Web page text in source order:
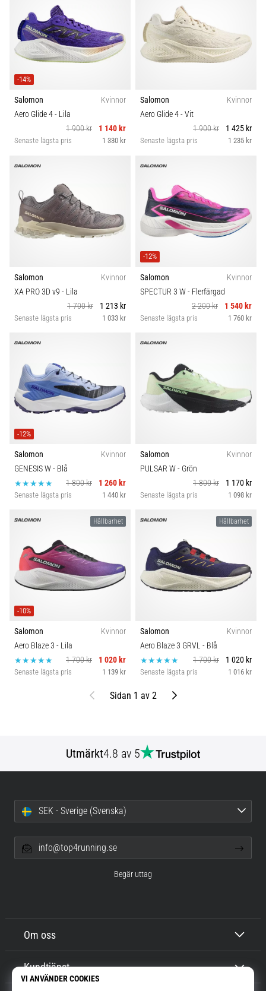
-14%
Salomon
Kvinnor
Aero Glide 4- Lila
1 900 kr
1 140 kr
Senaste lägsta pris 1 330 kr
Salomon
Kvinnor
Aero Glide 4- Vit
1 900 kr
1 425 kr
Senaste lägsta pris 1 235 kr
Salomon
Kvinnor
XA PRO 3D v9 - Lila
1 700 kr
1 213 kr
Senaste lägsta pris 1 033 kr
-12%
Salomon
Kvinnor
SPECTUR 3 W- Flerfärgad
2 200 kr
1 540 kr
Senaste lägsta pris 1 760 kr
-12%
Salomon
Kvinnor
GENESIS W- Blå
1 800 kr
1 260 kr
Senaste lägsta pris 1 440 kr
Salomon
Kvinnor
PULSAR W- Grön
1 800 kr
1 170 kr
Senaste lägsta pris 1 098 kr
Hållbarhet
-10%
Salomon
Kvinnor
Aero Blaze 3 - Lila
1 700 kr
1 020 kr
Senaste lägsta pris 1 139 kr
Hållbarhet
Salomon
Kvinnor
Aero Blaze 3 GRVL - Blå
1 700 kr
1 020 kr
Senaste lägsta pris 1 016 kr
Föregående
Sidan 1 av 2 Nästa
Utmärkt4.8 av 5
Om oss
Kundtjänst
SEK - Sverige (Svenska)
info@top4running.se
Begär uttag